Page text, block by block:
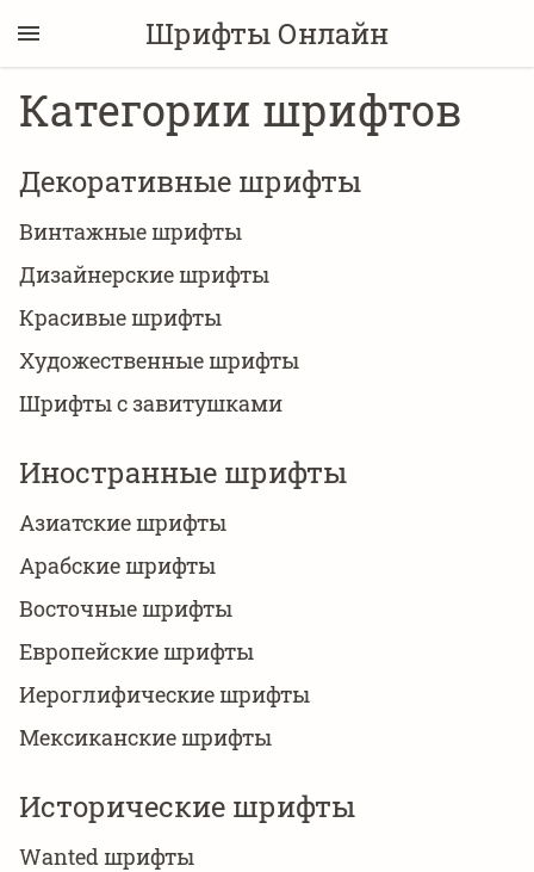
Шрифты Онлайн
Категории шрифтов
Декоративные шрифты
Винтажные шрифты
Дизайнерские шрифты
Красивые шрифты
Художественные шрифты
Шрифты с завитушками
Иностранные шрифты
Азиатские шрифты
Арабские шрифты
Восточные шрифты
Европейские шрифты
Иероглифические шрифты
Мексиканские шрифты
Исторические шрифты
Wanted шрифты